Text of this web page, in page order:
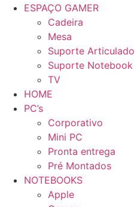
ESPAÇO GAMER
Cadeira
Mesa
Suporte Articulado
Suporte Notebook
TV
HOME
PC’s
Corporativo
Mini PC
Pronta entrega
Pré Montados
NOTEBOOKS
Apple